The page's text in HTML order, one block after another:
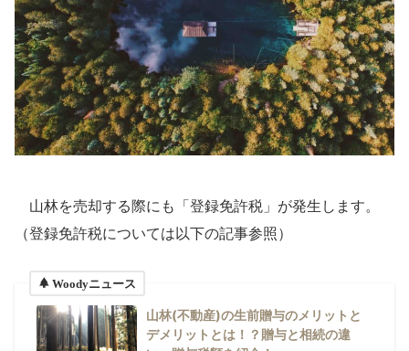
山林を売却する際にも「登録免許税」が発生します。
（登録免許税については以下の記事参照）
Woodyニュース
山林(不動産)の生前贈与のメリットと
デメリットとは！？贈与と相続の違